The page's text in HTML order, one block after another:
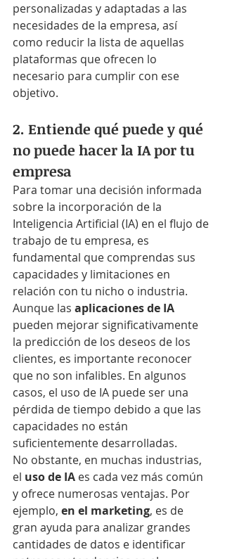
personalizadas y adaptadas a las
necesidades de la empresa, así
como reducir la lista de aquellas
plataformas que ofrecen lo
necesario para cumplir con ese
objetivo.
2. Entiende qué puede y qué
no puede hacer la IA por tu
empresa
Para tomar una decisión informada
sobre la incorporación de la
Inteligencia Artificial (IA) en el flujo de
trabajo de tu empresa, es
fundamental que comprendas sus
capacidades y limitaciones en
relación con tu nicho o industria.
Aunque las aplicaciones de IA
pueden mejorar significativamente
la predicción de los deseos de los
clientes, es importante reconocer
que no son infalibles. En algunos
casos, el uso de IA puede ser una
pérdida de tiempo debido a que las
capacidades no están
suficientemente desarrolladas.
No obstante, en muchas industrias,
el uso de IA es cada vez más común
y ofrece numerosas ventajas. Por
ejemplo, en el marketing, es de
gran ayuda para analizar grandes
cantidades de datos e identificar